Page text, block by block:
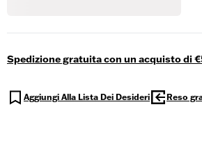
Spedizione gratuita con un acquisto di
Aggiungi Alla Lista Dei Desideri Reso